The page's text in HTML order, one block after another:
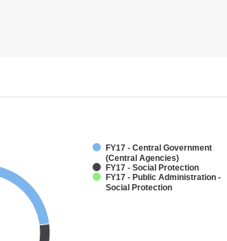
FY17 - Central Government
(Central Agencies)
FY17 - Social Protection
FY17 - Public Administration -
Social Protection